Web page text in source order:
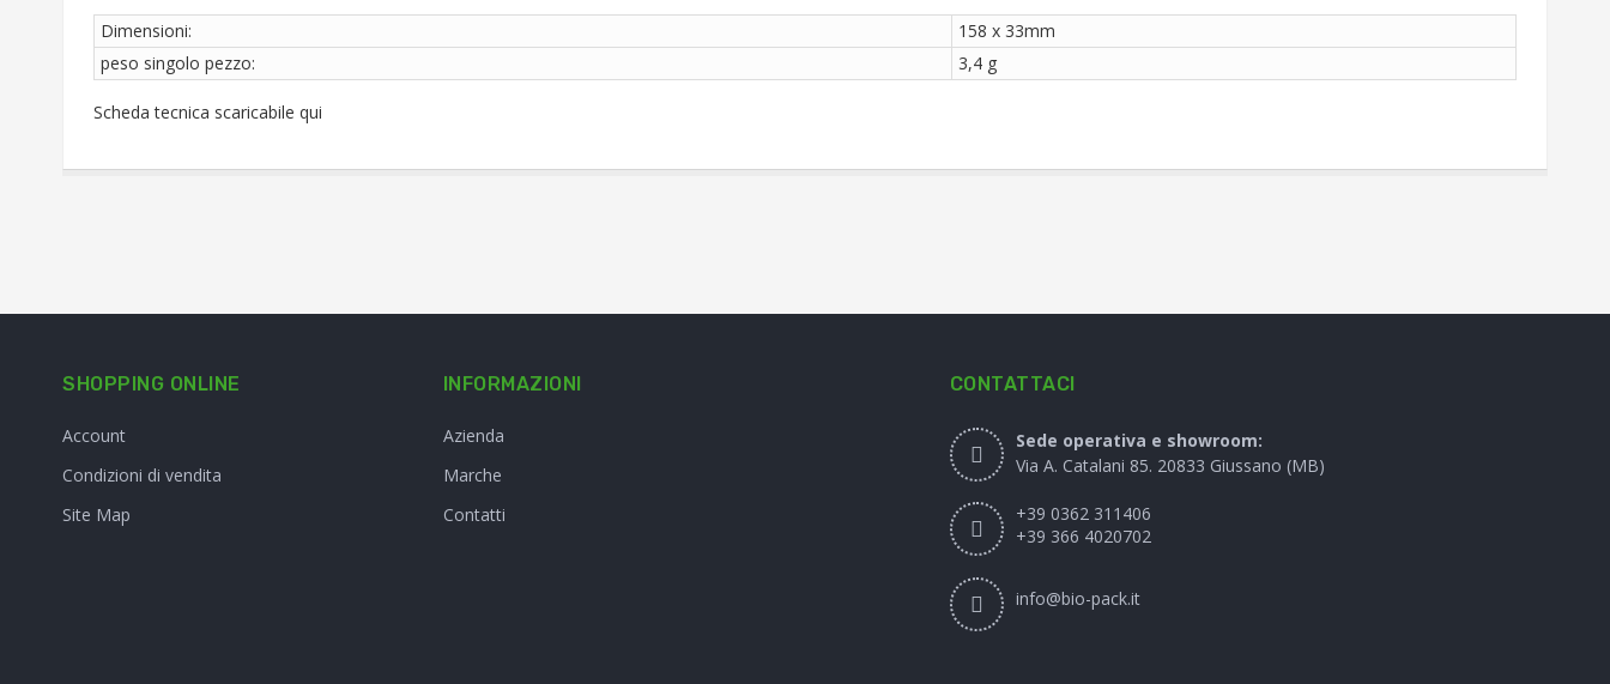
Dimensioni:
158 x 33mm
peso singolo pezzo:
3,4 g
Scheda tecnica scaricabile qui
SHOPPING ONLINE
Account
Condizioni di vendita
Site Map
INFORMAZIONI
Azienda
Marche
Contatti
CONTATTACI
Sede operativa e showroom:
Via A. Catalani 85. 20833 Giussano (MB)
+39 0362 311406
+39 366 4020702
info@bio-pack.it